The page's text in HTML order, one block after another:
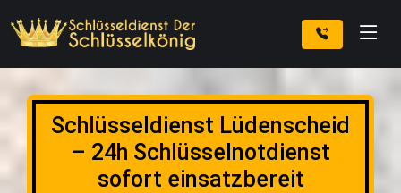
Schlüsseldienst Lüdenscheid
– 24h Schlüsselnotdienst
sofort einsatzbereit